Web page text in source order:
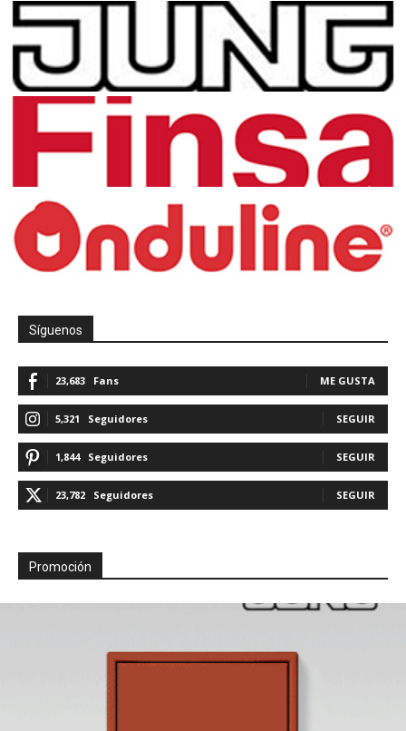
Síguenos
23,683 Fans ME GUSTA
5,321 Seguidores SEGUIR
1,844 Seguidores SEGUIR
23,782 Seguidores SEGUIR
Promoción